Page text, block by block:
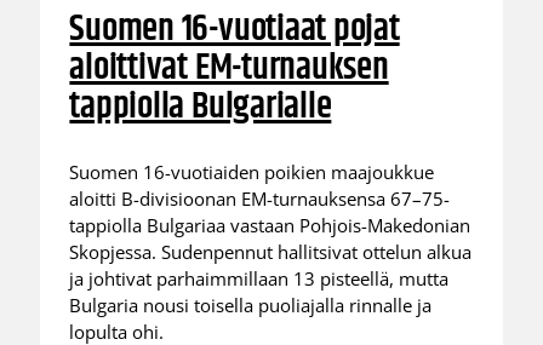
Suomen 16-vuotiaat pojat
aloittivat EM-turnauksen
tappiolla Bulgarialle
Suomen 16-vuotiaiden poikien maajoukkue
aloitti B-divisioonan EM-turnauksensa 67–75-
tappiolla Bulgariaa vastaan Pohjois-Makedonian
Skopjessa. Sudenpennut hallitsivat ottelun alkua
ja johtivat parhaimmillaan 13 pisteellä, mutta
Bulgaria nousi toisella puoliajalla rinnalle ja
lopulta ohi.